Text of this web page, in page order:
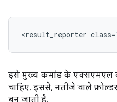
<result_reporter
इसे मुख्य कमांड के एक्सएमएल
चाहिए. इससे, नतीजे वाले
बन जाती है.